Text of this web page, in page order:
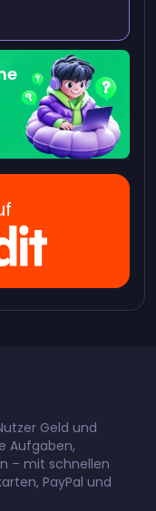
Geld und
Aufgaben,
– mit schnellen
PayPal und